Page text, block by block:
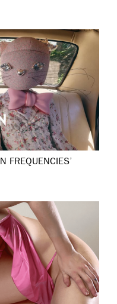
FREQUENCIES’